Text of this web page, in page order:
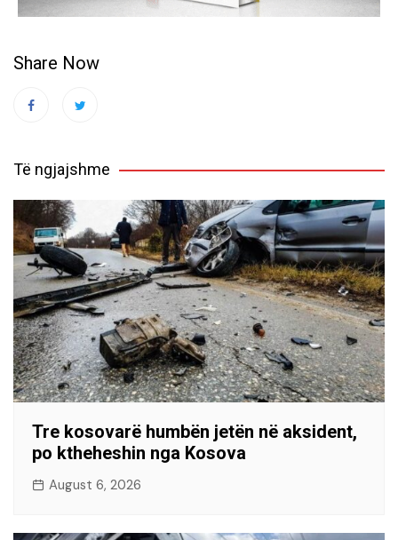
Share Now
Të ngjajshme
Tre kosovarë humbën jetën në aksident,
po ktheheshin nga Kosova
August 6, 2026